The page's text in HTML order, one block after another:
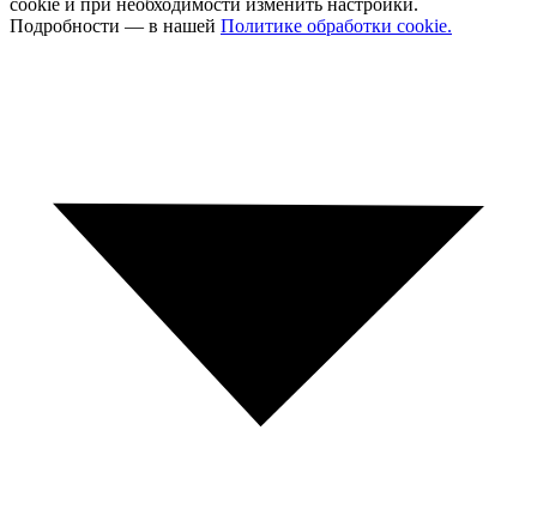
Подробности — в нашей Политике обработки cookie.